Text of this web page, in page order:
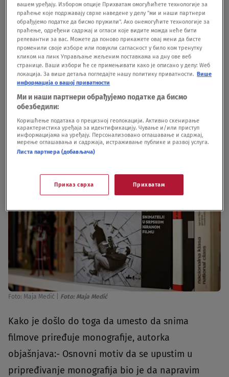
pionirski korak u rasvetljavanju umetnosti tvorca
filmske slike. Snimatelj i direktor fotografije
Milorad Glušica je ukazao da je "Maja sabrala i
obavila razgovore koji otkrivaju izuzetan raspon
posvećenosti i kreativnosti koja je primerena
tvorcima pokretnih slika", kao i da je "ova knjiga
istovremeno i dokument (tekst i fotografije)
nemerljive vrednosti za srpsku kinematografiju".
Foto: Maja Medić Foto: Maja Medić
Kako je došlo do toga da umesto da snima
filmove priređuje monografije, autorka
objašnjava:- Osnovni motiv da se upustim u
pripređivanje monografija bio je da napravim
вашем уређају. Избором опције Прихватам омогућићете технологије за
праћење које подржавају сврхе наведене у делу "ми и наши партнери
обрађујемо податке да бисмо пружили". Ако онемогућите технологије за
праћење, одређени садржај и огласи које видите можда неће бити
релевантни за вас. Можете да поново прикажете овај мени да бисте
променили своје изборе или повукли сагласност у било ком тренутку
кликом на линк Управљање жељеним поставкама на дну ове веб
странице. Ваши избори ће се примењивати како је описано у делу: Wеб
локација. За више детаља погледајте нашу политику приватности. Више
информација о вашој приватности
Ми и наши партнери обрађујемо податке да бисмо
обезбедили:
Коришћење података о прецизној геолокацији. Активно скенирање
карактеристика уређаја за идентификацију. Чување и/или приступ
информацијама на уређају. Персонализовано оглашавање и садржај,
мерење оглашавања и садржаја, истраживање публике и развој услуга.
Листа партнера (добављача)
Приказ сврха Прихватам